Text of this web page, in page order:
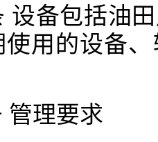
设备包括油
用的设备
管理要求